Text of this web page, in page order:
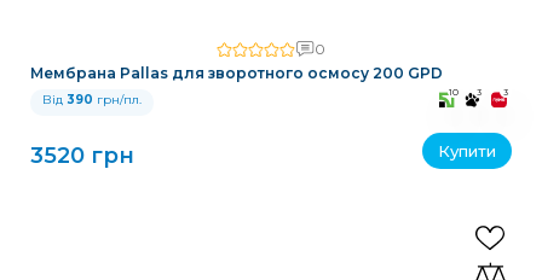
0
Мембрана Pallas для зворотного осмосу 200 GPD
Від 390 грн/пл. 10 3 3
3520 грн Купити